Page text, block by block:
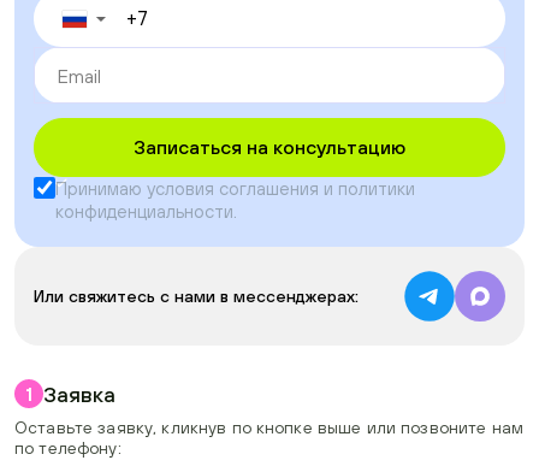
▼
Записаться на консультацию
Принимаю условия соглашения и политики
конфиденциальности.
Или свяжитесь с нами в мессенджерах:
1 Заявка
Оставьте заявку, кликнув по кнопке выше или позвоните нам
по телефону: